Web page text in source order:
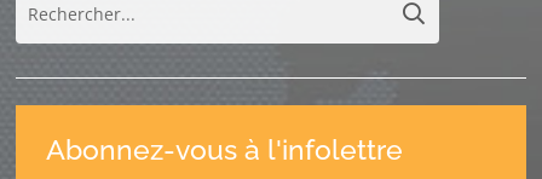
Abonnez-vous à l'infolettre